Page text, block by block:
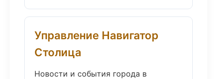
Управление Навигатор
Столица
Новости и события города в